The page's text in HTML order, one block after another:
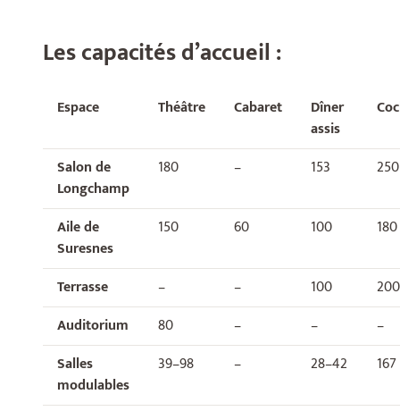
Les capacités d’accueil :
Espace Théâtre Cabaret
Dîner
assis
Salon de
Longchamp
180 – 153 250
Aile de
Suresnes
150 60 100 180
Terrasse – – 100
200
Auditorium
80 – –
–
Salles
modulables
39–98 – 28–42 167